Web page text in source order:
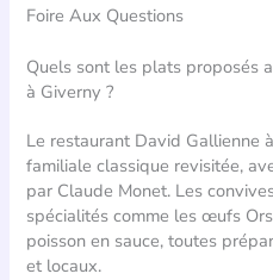
Foire Aux Questions
Quels sont les plats proposés
à Giverny ?
Le restaurant David Gallienne
familiale classique revisitée,
par Claude Monet. Les
spécialités comme les œufs
poisson en sauce, toutes
et locaux.